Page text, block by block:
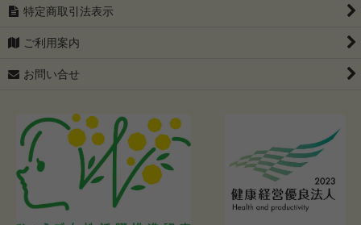
特定商取引法表示
ご利用案内
お問い合せ